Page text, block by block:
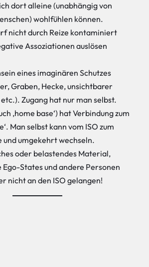
dort alleine (unabhängig von
wohlfühlen können.
nicht durch Reize kontaminiert
Assoziationen auslösen
eines imaginären Schutzes
Graben, Hecke, unsichtbarer
Zugang hat nur man selbst.
‚home base‘) hat Verbindung zum
Man selbst kann vom ISO zum
und umgekehrt wechseln.
oder belastendes Material,
Ego-States und andere Personen
nicht an den ISO gelangen!